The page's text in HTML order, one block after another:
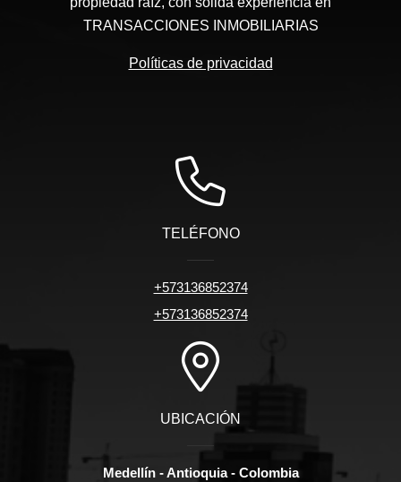
TRANSACCIONES INMOBILIARIAS
Políticas de privacidad
TELÉFONO
+573136852374
+573136852374
UBICACIÓN
Medellín - Antioquia - Colombia